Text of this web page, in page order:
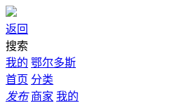
返回
搜索
我的 鄂尔多斯
首页 分类
发布 商家 我的